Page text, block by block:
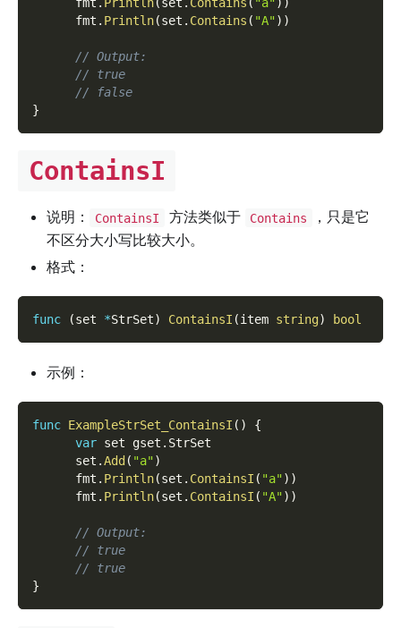
      fmt
. Println(set . Contains ( "a" ) )
      fmt
. Println(set . Contains ( "A") )
// Output:
// true
// false
}
ContainsI
说明： ContainsI 方法类似于 Contains
，只是它
不区分大小写比较大小。
格式：
func (set *StrSet) ContainsI (item string) bool
示例：
func ExampleStrSet_ContainsI ( )
{
var set gset . StrSet
      set
.Add ( "a")
      fmt
. Println(set . ContainsI ( "a") )
      fmt
. Println(set . ContainsI ( "A") )
// Output:
// true
// true
}